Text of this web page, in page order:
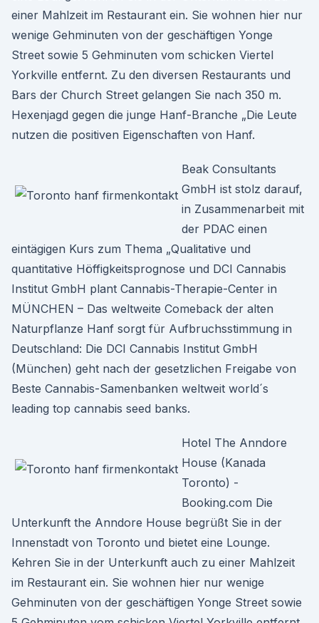
einer Mahlzeit im Restaurant ein. Sie wohnen hier nur
wenige Gehminuten von der geschäftigen Yonge
Street sowie 5 Gehminuten vom schicken Viertel
Yorkville entfernt. Zu den diversen Restaurants und
Bars der Church Street gelangen Sie nach 350 m.
Hexenjagd gegen die junge Hanf-Branche „Die Leute
nutzen die positiven Eigenschaften von Hanf.
Beak Consultants
GmbH ist stolz darauf,
in Zusammenarbeit mit
der PDAC einen
eintägigen Kurs zum Thema „Qualitative und
quantitative Höffigkeitsprognose und DCI Cannabis
Institut GmbH plant Cannabis-Therapie-Center in
MÜNCHEN – Das weltweite Comeback der alten
Naturpflanze Hanf sorgt für Aufbruchsstimmung in
Deutschland: Die DCI Cannabis Institut GmbH
(München) geht nach der gesetzlichen Freigabe von
Beste Cannabis-Samenbanken weltweit world´s
leading top cannabis seed banks.
Hotel The Anndore
House (Kanada
Toronto) -
Booking.com Die
Unterkunft the Anndore House begrüßt Sie in der
Innenstadt von Toronto und bietet eine Lounge.
Kehren Sie in der Unterkunft auch zu einer Mahlzeit
im Restaurant ein. Sie wohnen hier nur wenige
Gehminuten von der geschäftigen Yonge Street sowie